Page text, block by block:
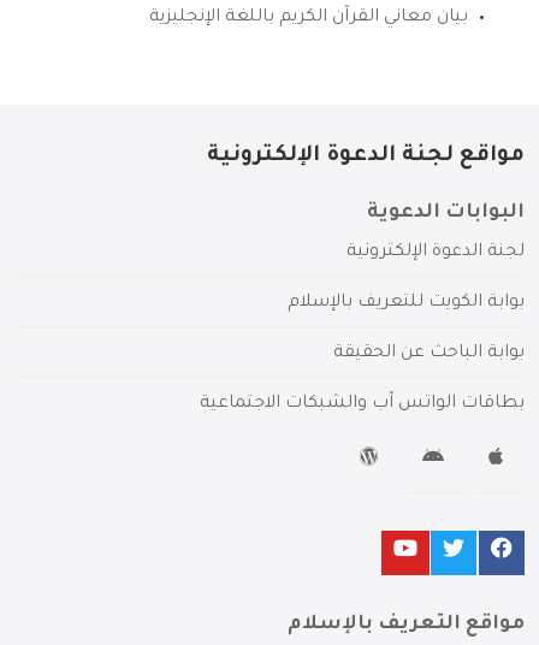
بيان معاني القرآن الكريم باللغة الإنجليزية
مواقع لجنة الدعوة الإلكترونية
البوابات الدعوية
لجنة الدعوة الإلكترونية
بوابة الكويت للتعريف بالإسلام
بوابة الباحث عن الحقيقة
بطاقات الواتس آب والشبكات الاجتماعية
مواقع التعريف بالإسلام